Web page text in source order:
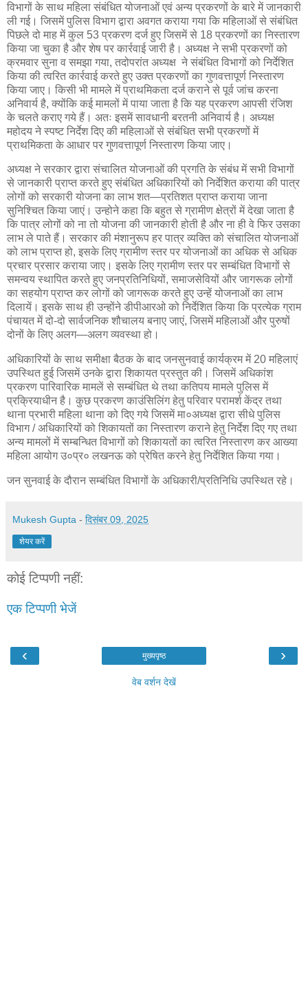
विभागों के साथ महिला संबंधित योजनाओं एवं अन्य प्रकरणों के बारे में जानकारी
ली गई। जिसमें पुलिस विभाग द्वारा अवगत कराया गया कि महिलाओं से संबंधित
पिछले दो माह में कुल 53 प्रकरण दर्ज हुए जिसमें से 18 प्रकरणों का निस्तारण
किया जा चुका है और शेष पर कार्रवाई जारी है। अध्यक्ष ने सभी प्रकरणों को
क्रमवार सुना व समझा गया, तदोपरांत अध्यक्ष ने संबंधित विभागों को निर्देशित
किया की त्वरित कार्रवाई करते हुए उक्त प्रकरणों का गुणवत्तापूर्ण निस्तारण
किया जाए। किसी भी मामले में प्राथमिकता दर्ज कराने से पूर्व जांच करना
अनिवार्य है, क्योंकि कई मामलों में पाया जाता है कि यह प्रकरण आपसी रंजिश
के चलते कराए गये हैं। अतः इसमें सावधानी बरतनी अनिवार्य है। अध्यक्ष
महोदय ने स्पष्ट निर्देश दिए की महिलाओं से संबंधित सभी प्रकरणों में
प्राथमिकता के आधार पर गुणवत्तापूर्ण निस्तारण किया जाए।
अध्यक्ष ने सरकार द्वारा संचालित योजनाओं की प्रगति के संबंध में सभी विभागों
से जानकारी प्राप्त करते हुए संबंधित अधिकारियों को निर्देशित कराया की पात्र
लोगों को सरकारी योजना का लाभ शत—प्रतिशत प्राप्त कराया जाना
सुनिश्चित किया जाएं। उन्होने कहा कि बहुत से ग्रामीण क्षेत्रों में देखा जाता है
कि पात्र लोगों को ना तो योजना की जानकारी होती है और ना ही वे फिर उसका
लाभ ले पाते हैं। सरकार की मंशानुरूप हर पात्र व्यक्ति को संचालित योजनाओं
को लाभ प्राप्त हो, इसके लिए ग्रामीण स्तर पर योजनाओं का अधिक से अधिक
प्रचार प्रसार कराया जाए। इसके लिए ग्रामीण स्तर पर सम्बंधित विभागों से
समन्वय स्थापित करते हुए जनप्रतिनिधियों, समाजसेवियों और जागरूक लोगों
का सहयोग प्राप्त कर लोगों को जागरूक करते हुए उन्हें योजनाओं का लाभ
दिलायें। इसके साथ ही उन्होंने डीपीआरओ को निर्देशित किया कि प्रत्येक ग्राम
पंचायत में दो-दो सार्वजनिक शौचालय बनाए जाएं, जिसमें महिलाओं और पुरुषों
दोनों के लिए अलग—अलग व्यवस्था हो।
अधिकारियों के साथ समीक्षा बैठक के बाद जनसुनवाई कार्यक्रम में 20 महिलाएं
उपस्थित हुई जिसमें उनके द्वारा शिकायत प्रस्तुत की। जिसमें अधिकांश
प्रकरण पारिवारिक मामलें से सम्बंधित थे तथा कतिपय मामले पुलिस में
प्रक्रियाधीन है। कुछ प्रकरण काउंसिलिंग हेतु परिवार परामर्श केंद्र तथा
थाना प्रभारी महिला थाना को दिए गये जिसमें मा०अध्यक्ष द्वारा सीधे पुलिस
विभाग / अधिकारियों को शिकायतों का निस्तारण कराने हेतु निर्देश दिए गए तथा
अन्य मामलों में सम्बन्धित विभागों को शिकायतों का त्वरित निस्तारण कर आख्या
महिला आयोग उ०प्र० लखनऊ को प्रेषित करने हेतु निर्देशित किया गया।
जन सुनवाई के दौरान सम्बंधित विभागों के अधिकारी/प्रतिनिधि उपस्थित रहे।
Mukesh Gupta - दिसंबर 09, 2025
शेयर करें
कोई टिप्पणी नहीं:
एक टिप्पणी भेजें
‹ ›
मुख्यपृष्ठ
वेब वर्शन देखें